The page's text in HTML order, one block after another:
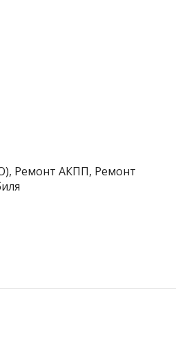
Ремонт АКПП, Ремонт